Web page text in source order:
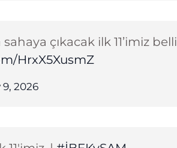
sahaya çıkacak ilk 11’imiz belli
HrxX5XusmZ
9, 2026